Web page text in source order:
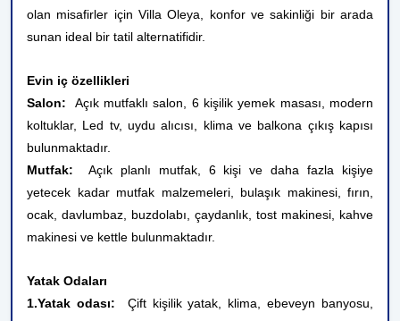
olan misafirler için Villa Oleya, konfor ve sakinliği bir arada
sunan ideal bir tatil alternatifidir.
Evin iç özellikleri
Salon: Açık mutfaklı salon, 6 kişilik yemek masası, modern
koltuklar, Led tv, uydu alıcısı, klima ve balkona çıkış kapısı
bulunmaktadır.
Mutfak: Açık planlı mutfak, 6 kişi ve daha fazla kişiye
yetecek kadar mutfak malzemeleri, bulaşık makinesi, fırın,
ocak, davlumbaz, buzdolabı, çaydanlık, tost makinesi, kahve
makinesi ve kettle bulunmaktadır.
Yatak Odaları
1.Yatak odası:
Çift kişilik yatak, klima, ebeveyn banyosu,